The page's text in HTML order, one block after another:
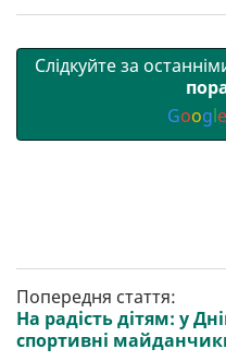
Слідкуйте за
Google
Попередня стаття:
На радість дітям: у
спортивні